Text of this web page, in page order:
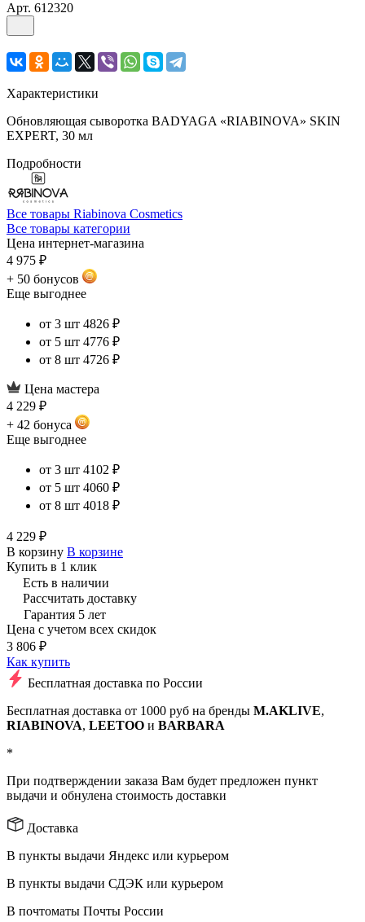
Арт. 612320
Характеристики
Обновляющая сыворотка BADYAGA «RIABINOVA» SKIN
EXPERT, 30 мл
Подробности
Все товары Riabinova Cosmetics
Все товары категории
Цена интернет-магазина
4 975 ₽
+ 50 бонусов
Еще выгоднее
от 3 шт 4826 ₽
от 5 шт 4776 ₽
от 8 шт 4726 ₽
Цена мастера
4 229 ₽
+ 42 бонуса
Еще выгоднее
от 3 шт 4102 ₽
от 5 шт 4060 ₽
от 8 шт 4018 ₽
4 229 ₽
В корзину В корзине
Купить в 1 клик
Есть в наличии
Рассчитать доставку
Гарантия 5 лет
Цена с учетом всех скидок
3 806 ₽
Как купить
Бесплатная доставка по России
Бесплатная доставка от 1000 руб на бренды M.AKLIVE,
RIABINOVA, LEETOO и BARBARA
*
При подтверждении заказа Вам будет предложен пункт
выдачи и обнулена стоимость доставки
Доставка
В пункты выдачи Яндекс или курьером
В пункты выдачи СДЭК или курьером
В почтоматы Почты России